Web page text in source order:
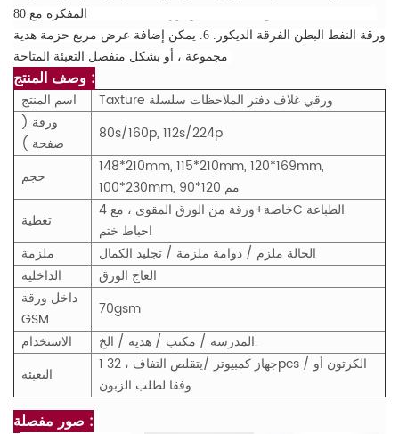
المفكرة مع 80sheets 70gsm العاج ورقة rulling الطباعة. 5. مع 2C طباعة
ورقة النفط البطن الفرقة الديكور. 6. يمكن إضافة عرض مربع حزمة هدية
وصف المنتج :
اسم المنتج
Taxture ورقي غلاف دفتر الملاحظات سلسلة
ورقة (
صفحة )
80s/160p, 112s/224p
حجم
148*210mm, 115*210mm, 120*169mm,
100*230mm, 90*120 مم
تغطية
خاصة+ورقة من الورق المقوى ، مع 4C الطباعة
احباط ختم
ملزمة
الحالة ملزم / دوامة ملزمة / تجليد الكمال
الداخلية
العاج الورق
داخل ورقة
GSM
70gsm
الاستخدام
المدرسة / مكتب / هدية / الخ.
التعبئة
1 جهاز كمبيوتر /يتقلص التفاف ، 32pcs / الكرتون أو
وفقا لطلب الزبون
صور مفصلة :